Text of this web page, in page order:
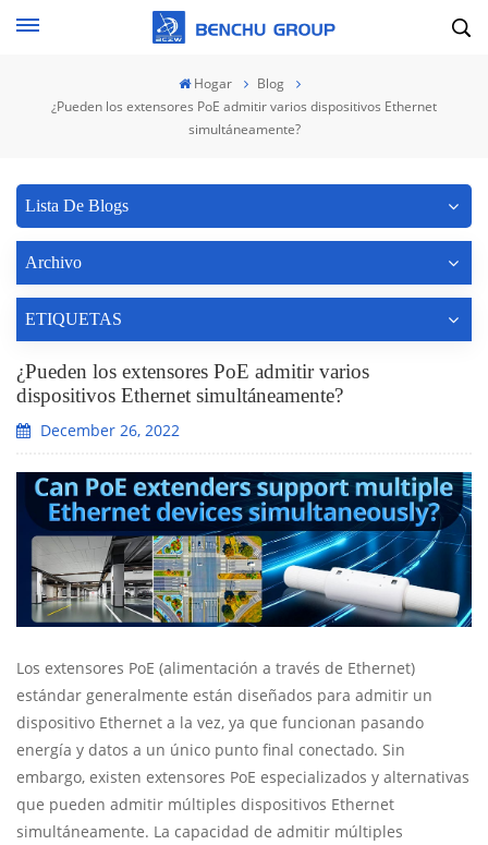
Hogar
Blog
¿Pueden los extensores PoE admitir varios dispositivos Ethernet
simultáneamente?
Lista De Blogs
Archivo
ETIQUETAS
¿Pueden los extensores PoE admitir varios
dispositivos Ethernet simultáneamente?
December 26, 2022
Los extensores PoE (alimentación a través de Ethernet)
estándar generalmente están diseñados para admitir un
dispositivo Ethernet a la vez, ya que funcionan pasando
energía y datos a un único punto final conectado. Sin
embargo, existen extensores PoE especializados y alternativas
que pueden admitir múltiples dispositivos Ethernet
simultáneamente. La capacidad de admitir múltiples